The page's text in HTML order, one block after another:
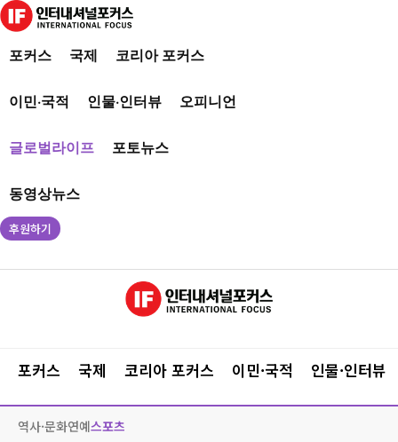
포커스 국제 코리아 포커스
이민·국적 인물·인터뷰 오피니언
글로벌라이프 포토뉴스
동영상뉴스
후원하기
포커스 국제 코리아 포커스 이민·국적 인물·인터뷰
역사·문화연예스포츠